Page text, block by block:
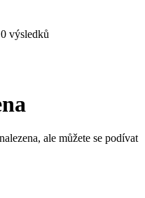
0 výsledků
ale můžete se podívat